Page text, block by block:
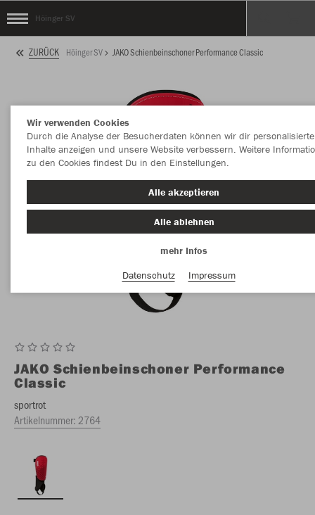
Höinger SV
ZURÜCK Höinger SV JAKO Schienbeinschoner Performance Classic
JAKO Schienbeinschoner Performance
Classic
sportrot
Artikelnummer: 2764
Wir verwenden Cookies
Durch die Analyse der Besucherdaten können wir dir personalisierte
Inhalte anzeigen und unsere Website verbessern. Weitere
zu den Cookies findest Du in den Einstellungen.
Alle akzeptieren
Alle ablehnen
mehr Infos
Datenschutz
Impressum